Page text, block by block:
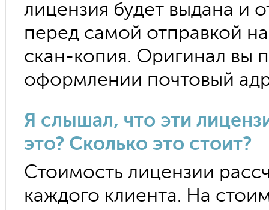
лицензия будет выдана и
перед самой отправкой
скан-копия. Оригинал вы
оформлении почтовый
Я слышал, что эти
это? Сколько это стоит?
Стоимость лицензии
каждого клиента. На